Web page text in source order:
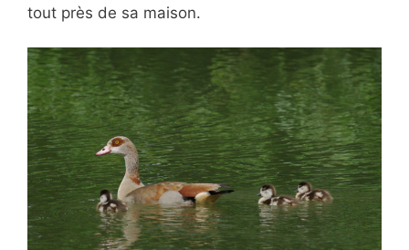
tout près de sa maison.